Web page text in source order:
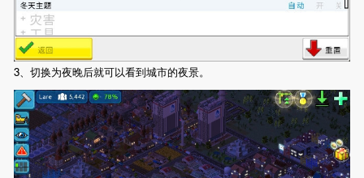
3、切换为夜晚后就可以看到城市的夜景。